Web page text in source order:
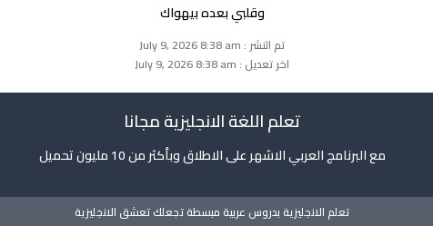
وقلبي بعده بيهواك
تم النشر : July 9, 2026 8:38 am
اخر تعديل : July 9, 2026 8:38 am
تعلم اللغة الانجليزية مجانا
مع البرنامج العربي الاشهر على الاطلاق وبأكثر من 10 مليون تحميل
تعلم الانجليزية بدروس عربية مبسطة تجعلك تعشق الانجليزية